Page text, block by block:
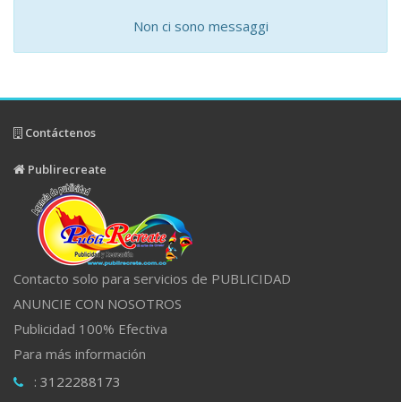
Non ci sono messaggi
Contáctenos
Publirecreate
Contacto solo para servicios de PUBLICIDAD
ANUNCIE CON NOSOTROS
Publicidad 100% Efectiva
Para más información
: 3122288173